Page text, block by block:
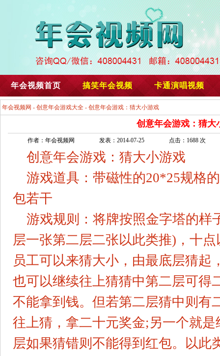
年会视频首页 搞笑年会视频 卡通演唱视频
年会视频网 - 创意年会游戏大全 - 创意年会游戏：猜大小游戏
创意年会游戏：猜大
作者：年会视频网 发表：2014-07-25 点击：1688 次
创意年会游戏：猜大小游戏
游戏道具：带磁性的20*25规格
包若干
游戏规则：将牌按照金字塔的样
层一张第二层二张以此类推)，十
员工可以来猜大小，由最底层猜起
也可以继续往上猜猜中第二层可得
不能拿到钱。但若第二层猜中则有
往上猜，拿二十元奖金;另一个就
层如果猜错则不能得到红包。以此